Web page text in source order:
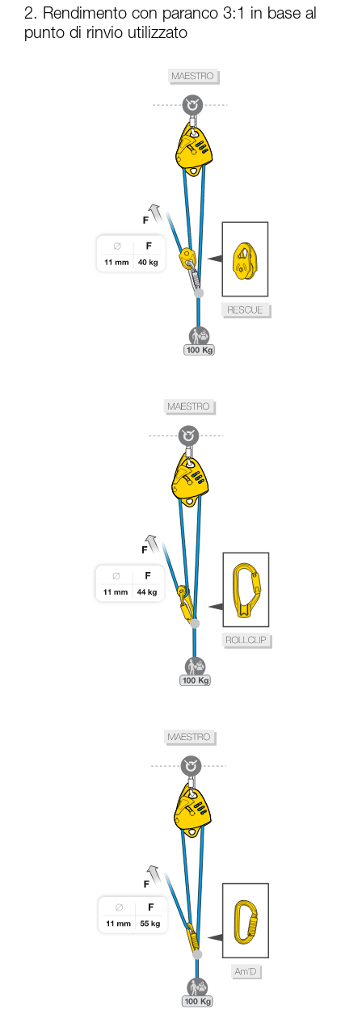
2. Rendimento con paranco 3:1 in base al
punto di rinvio utilizzato